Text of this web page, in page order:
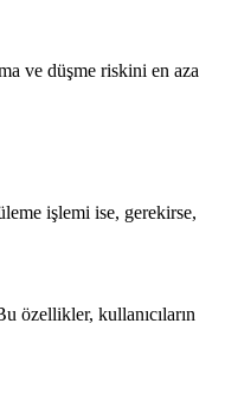
ve düşme riskini en aza
işlemi ise, gerekirse,
özellikler, kullanıcıların